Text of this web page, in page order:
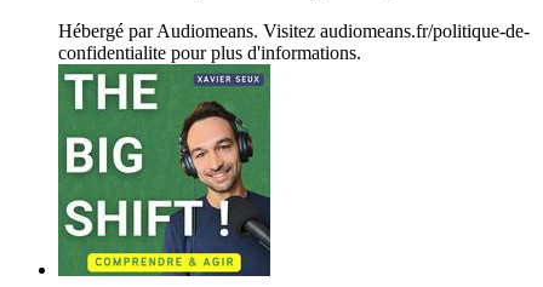
Hébergé par Audiomeans. Visitez audiomeans.fr/politique-de-
confidentialite pour plus d'informations.